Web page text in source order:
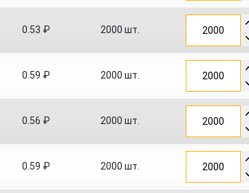
0.53 ₽ 2000 шт.
0.59 ₽ 2000 шт.
0.56 ₽ 2000 шт.
0.59 ₽ 2000 шт.